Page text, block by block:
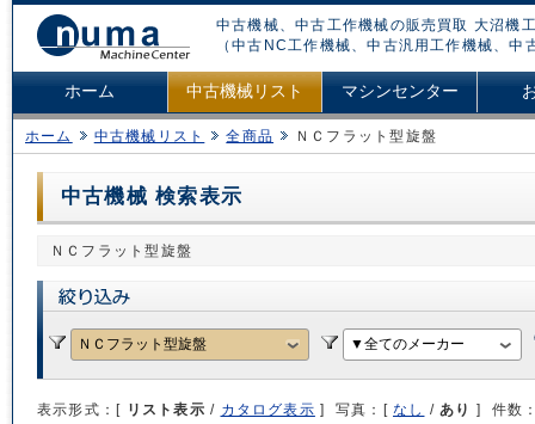
中古機械、中古工作機械の販売買取 大沼機
（中古NC工作機械、中古汎用工作機械、
ホーム 中古機械リスト マシンセンター
ホーム 中古機械リスト 全商品 ＮＣフラット型旋盤
中古機械 検索表示
ＮＣフラット型旋盤
表示形式：[ リスト表示 / カタログ表示 ] 写真：[ なし / あり ] 件数